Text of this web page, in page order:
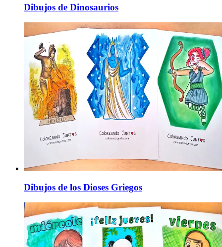
Dibujos de Dinosaurios
Dibujos de los Dioses Griegos